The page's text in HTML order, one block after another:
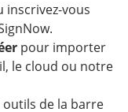
inscrivez-vous
pour importer
le cloud ou notre
outils de la barre